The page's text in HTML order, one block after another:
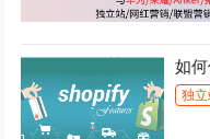
如
独